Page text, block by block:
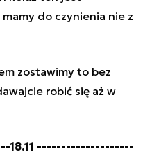
do czynienia nie z
zostawimy to bez
robić się aż w
--------------------